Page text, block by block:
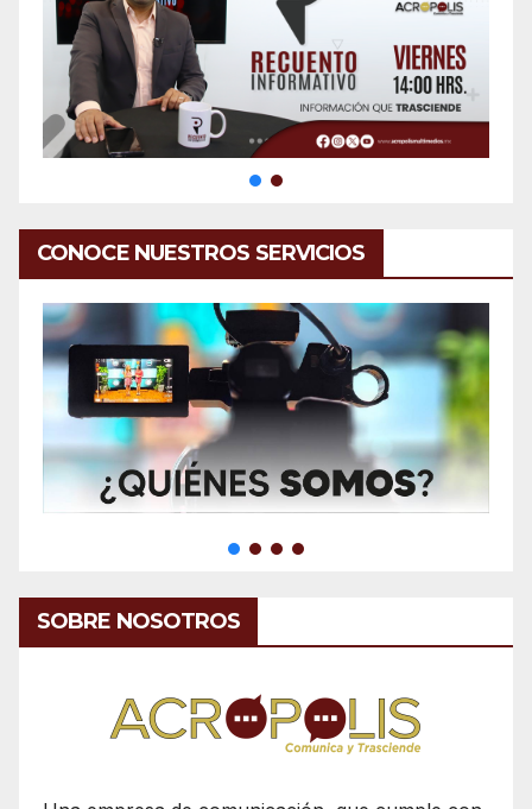
CONOCE NUESTROS SERVICIOS
SOBRE NOSOTROS